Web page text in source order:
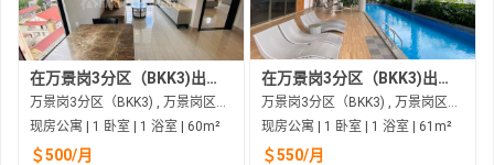
在万景岗3分区（BKK3)出租的现房公寓
万景岗3分区（BKK3) , 万景岗区（BKK) , 金边市
现房公寓 | 1 卧室 | 1 浴室 | 60m²
＄500/月
在万景岗3分区（BKK3)出租的现房公寓
万景岗3分区（BKK3) , 万景岗区（BKK) , 金边市
现房公寓 | 1 卧室 | 1 浴室 | 61m²
＄550/月